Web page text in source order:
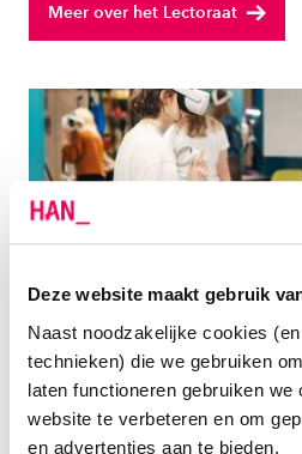
Deze website maakt gebruik
Naast noodzakelijke cookies
technieken) die we gebruiken
laten functioneren gebruiken we
website te verbeteren en om
en advertenties aan te bieden.
Meer over het Lectoraat
CENTRE OF EXPERTISE (COE)
IXPERIUM
Het lectoraat Leren met ict is